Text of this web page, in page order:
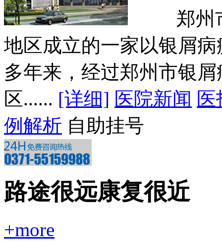
郑州市
地区成立的一家以银屑
多年来，经过郑州市银
区...... [详细] 医院新闻
例解析 自助挂号
路途很远康复很近
+more